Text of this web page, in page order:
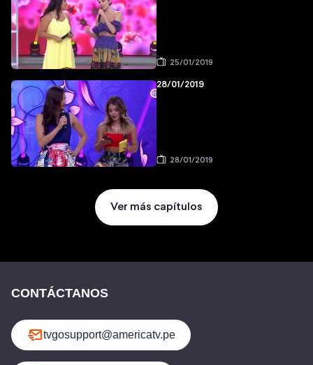
25/01/2019
28/01/2019
28/01/2019
Ver más capítulos
CONTÁCTANOS
tvgosupport@americatv.pe